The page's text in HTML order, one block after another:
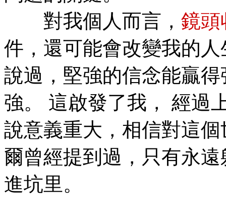
對我個人而言， 鏡頭
件，還可能會改變我的
說過，堅強的信念能贏
強。 這啟發了我， 經過
說意義重大，相信對這
爾曾經提到過，只有永
進坑里。